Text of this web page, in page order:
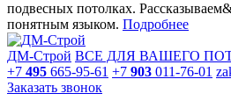
подвесных потолках.
понятным языком. Подробнее
ДМ-Строй ВСЕ ДЛЯ ВАШЕГО
+7 495 665-95-61 +7 903 011-76-01
Заказать звонок